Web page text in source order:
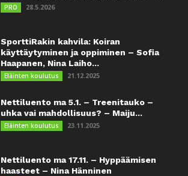
PRO 28.5.2026
SporttiRakin kahvila: Koiran
käyttäytyminen ja oppiminen – Sofia
Haapanen, Nina Laiho...
Eläinten koulutus 21.12.2025
Nettiluento ma 5.1. – Treenitauko –
uhka vai mahdollisuus? – Maiju...
Eläinten koulutus 23.11.2025
Nettiluento ma 17.11. – Hyppäämisen
haasteet – Nina Hänninen